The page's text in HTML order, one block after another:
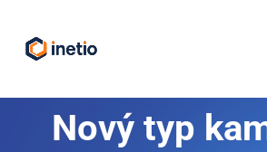
Nový typ